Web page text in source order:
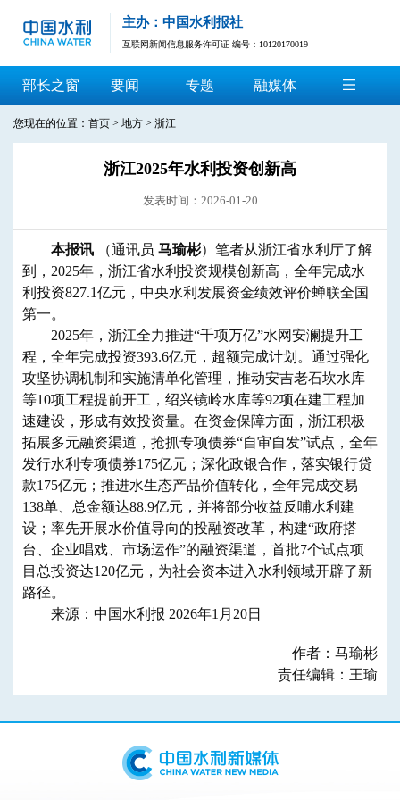
主办：中国水利报社
互联网新闻信息服务许可证 编号：10120170019
部长之窗 要闻 专题 融媒体
您现在的位置： 首页 > 地方 > 浙江
浙江2025年水利投资创新高
发表时间：2026-01-20
本报讯 （通讯员 马瑜彬）笔者从浙江省水利厅了解
到，2025年，浙江省水利投资规模创新高，全年完成水
利投资827.1亿元，中央水利发展资金绩效评价蝉联全国
第一。
2025年，浙江全力推进“千项万亿”水网安澜提升工
程，全年完成投资393.6亿元，超额完成计划。通过强化
攻坚协调机制和实施清单化管理，推动安吉老石坎水库
等10项工程提前开工，绍兴镜岭水库等92项在建工程加
速建设，形成有效投资量。在资金保障方面，浙江积极
拓展多元融资渠道，抢抓专项债券“自审自发”试点，全年
发行水利专项债券175亿元；深化政银合作，落实银行贷
款175亿元；推进水生态产品价值转化，全年完成交易
138单、总金额达88.9亿元，并将部分收益反哺水利建
设；率先开展水价值导向的投融资改革，构建“政府搭
台、企业唱戏、市场运作”的融资渠道，首批7个试点项
目总投资达120亿元，为社会资本进入水利领域开辟了新
路径。
来源：中国水利报 2026年1月20日
作者：马瑜彬
责任编辑：王瑜